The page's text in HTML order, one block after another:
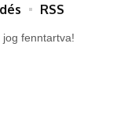
fenntartva!
RSS